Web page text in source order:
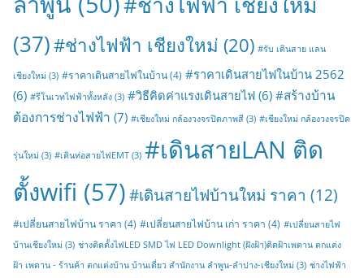
(37)#ช่างไฟฟ้า เชียงใหม่ (20) #รับ เดินสาย แลน
เชียงใหม่ (3) #ราคาเดินสายไฟในบ้าน(4) #ราคาเดินสายไฟในบ้าน 2562
(6) #รีโนเวทไฟฟ้าทั้งหลัง (3) #วิธีคิดค่าแรงเดินสายไฟ (6) #สร้างบ้าน
ต้องการช่างไฟฟ้า (7) #เชียงใหม่ กล้องวงจรปิดภาพสี (3) #เชียงใหม่ กล้องวงจรปิด
รุ่นใหม่ (3) #เดินท่อสายไฟEMT (3) #เดินสายLAN ติด
ตั้งwifi (57)#เดินสายไฟบ้านใหม่ ราคา (12)
#เปลี่ยนสายไฟบ้าน ราคา (4) #เปลี่ยนสายไฟบ้าน เก่า ราคา (4) #เปลี่ยนสายไฟ
บ้านเชียงใหม่ (3) ช่างติดตั้งไฟLED SMD ไฟ LED Downlight (ฝังฝ้า)ติดฝ้าเพดาน ตกแต่ง
ฝ้า เพดาน - ร้านค้า ตกแต่งบ้าน บ้านเดี่ยว สำนักงาน ลำพูน-ลำปาง-เชียงใหม่ (3) ช่างไฟฟ้า